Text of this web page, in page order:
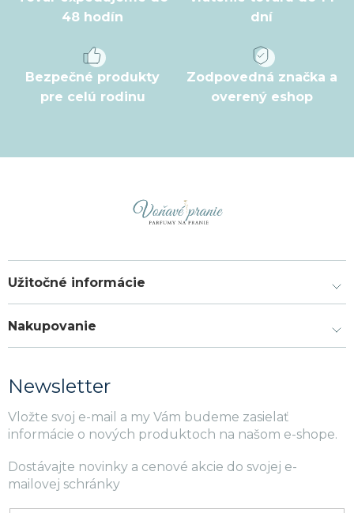
48 hodín
dní
Bezpečné produkty
pre celú rodinu
Zodpovedná značka a
overený eshop
Užitočné informácie
Nakupovanie
Newsletter
Vložte svoj e-mail a my Vám budeme zasielať
informácie o nových produktoch na našom e-shope.
Dostávajte novinky a cenové akcie do svojej e-
mailovej schránky